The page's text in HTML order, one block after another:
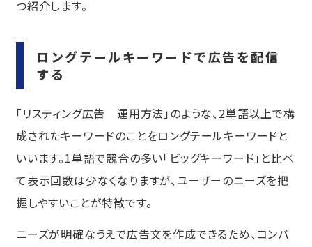
つ紹介します。
ロングテールキーワードで広告を配信
する
「リスティング広告 運用方法」のような、2単語以上で構
成されたキーワードのことをロングテールキーワードと
いいます。1単語で競合の多い「ビッグキーワード」と比べ
て表示回数は少なくなりますが、ユーザーのニーズを把
握しやすいことが特徴です。
ニーズが明確なうえで広告文を作成できるため、コンバ